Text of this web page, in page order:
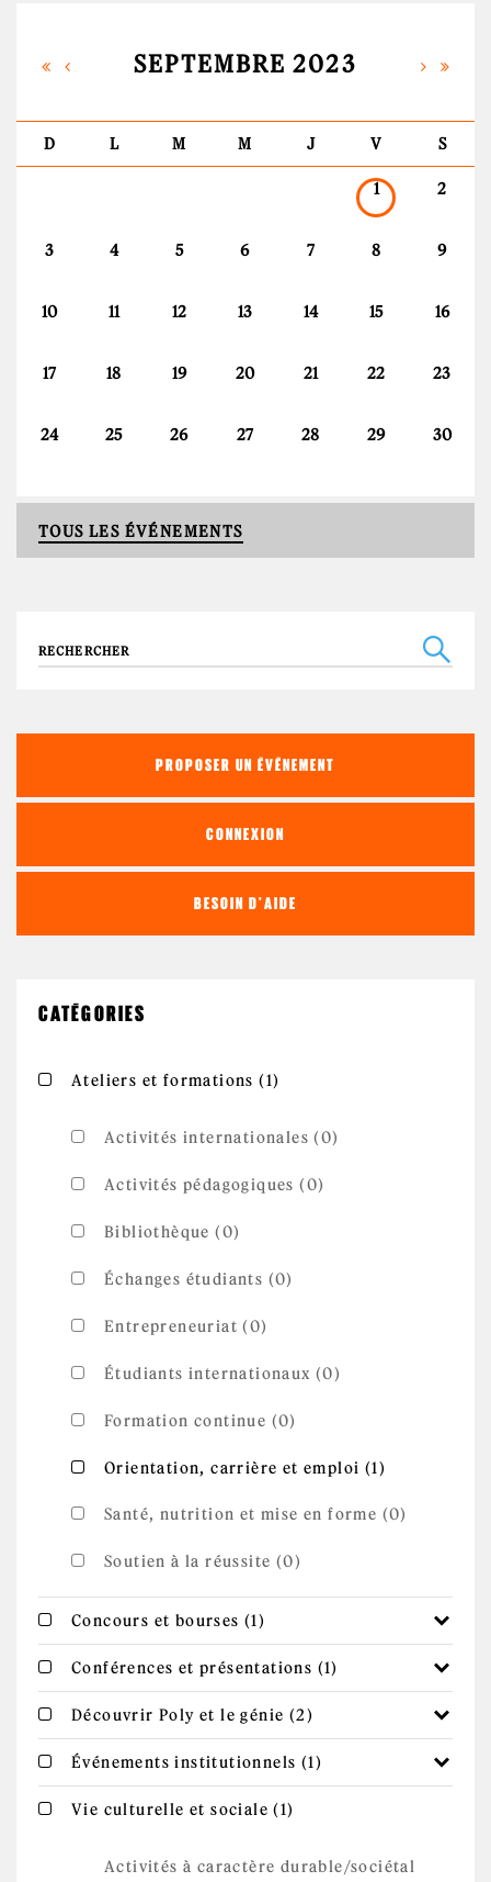
SEPTEMBRE 2023
D L M M J V S
1 2
3 4 5 6 7 8 9
10 11 12 13 14 15 16
17 18 19 20 21 22 23
24 25 26 27 28 29 30
TOUS LES ÉVÉNEMENTS
Recherche
PROPOSER UN ÉVÉNEMENT
CONNEXION
BESOIN D'AIDE
CATÉGORIES
Apply Ateliers et formations filter
Ateliers et formations (1)
Activités internationales (0)
Activités pédagogiques (0)
Bibliothèque (0)
Échanges étudiants (0)
Entrepreneuriat (0)
Étudiants internationaux (0)
Formation continue (0)
Apply Orientation, carrière et emploi
Orientation, carrière et emploi (1)
emploi
filter
Santé, nutrition et mise en forme (0)
Soutien à la réussite (0)
Apply Concours et bourses filter
Concours et bourses (1)
Apply Conférences et présentations filter
Conférences et présentations (1)
Conférences
et
présentations
Apply Découvrir Poly et le génie filter
Découvrir Poly et le génie (2) Apply Découvrir
filter
Apply Événements institutionnels filter
Événements institutionnels (1)
institutionnels
Apply Vie culturelle et sociale filter
Vie culturelle et sociale (1)
Activités à caractère durable/sociétal